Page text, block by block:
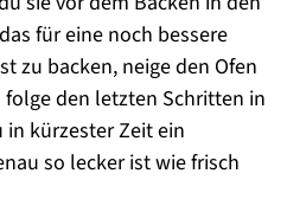
für eine noch bessere
zu backen, neige den Ofen
folge den letzten Schritten in
kürzester Zeit ein
so lecker ist wie frisch